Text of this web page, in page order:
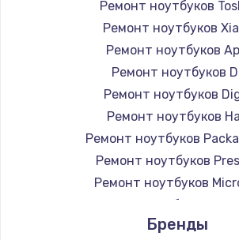
Ремонт ноутбуков
Ремонт ноутбуков
Ремонт ноутбуков
Ремонт ноутбуков
Ремонт ноутбуков
Ремонт ноутбуков
Ремонт ноутбуков
Ремонт ноутбуков
Ремонт ноутбуков
Ремонт ноутбуков
Ремонт ноутбуков
Бренды